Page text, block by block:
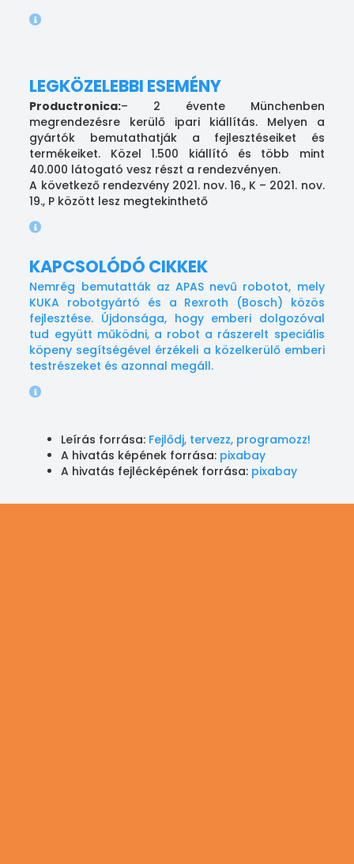
LEGKÖZELEBBI ESEMÉNY
Productronica:– 2 évente Münchenben
megrendezésre kerülő ipari kiállítás. Melyen a
gyártók bemutathatják a fejlesztéseiket és
termékeiket. Közel 1.500 kiállító és több mint
40.000 látogató vesz részt a rendezvényen.
A következő rendezvény 2021. nov. 16., K – 2021. nov.
19., P között lesz megtekinthető
KAPCSOLÓDÓ CIKKEK
Nemrég bemutatták az APAS nevű robotot, mely
KUKA robotgyártó és a Rexroth (Bosch) közös
fejlesztése. Újdonsága, hogy emberi dolgozóval
tud együtt működni, a robot a rászerelt speciális
köpeny segítségével érzékeli a közelkerülő emberi
testrészeket és azonnal megáll.
Leírás forrása: Fejlődj, tervezz, programozz!
A hivatás képének forrása: pixabay
A hivatás fejlécképének forrása: pixabay